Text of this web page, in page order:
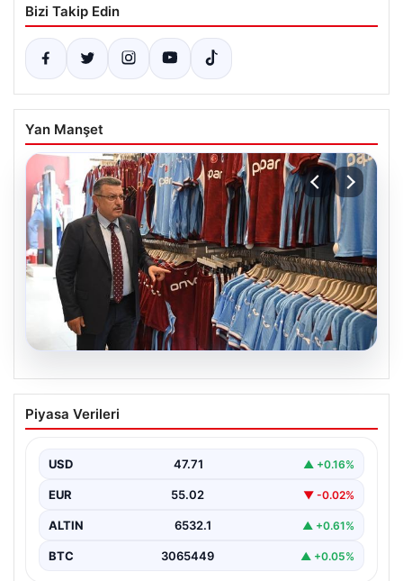
Bizi Takip Edin
Yan Manşet
06.08.2026
Ahmet Metin Genç’in forma
kampanyasıyla ilgili belediyeden
Piyasa Verileri
USD 47.71 ▲ +0.16%
EUR 55.02 ▼ -0.02%
ALTIN 6532.1 ▲ +0.61%
BTC 3065449 ▲ +0.05%